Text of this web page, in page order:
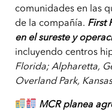
comunidades en las
de la compañía. First
en el sureste y
incluyendo centros
Florida; Alpharetta,
Overland Park, Kansas
MCR planea